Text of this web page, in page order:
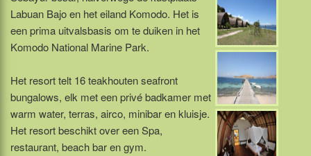
Labuan Bajo en het eiland Komodo. Het is
een prima uitvalsbasis om te duiken in het
Komodo National Marine Park.
Het resort telt 16 teakhouten seafront
bungalows, elk met een privé badkamer met
warm water, terras, airco, minibar en kluisje.
Het resort beschikt over een Spa,
restaurant, beach bar en gym.